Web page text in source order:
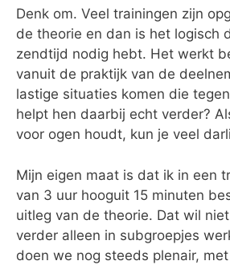
Denk om. Veel trainingen zijn
de theorie en dan is het logisch
zendtijd nodig hebt. Het werkt
vanuit de praktijk van de
lastige situaties komen die
helpt hen daarbij echt verder?
voor ogen houdt, kun je veel
Mijn eigen maat is dat ik in een
van 3 uur hooguit 15 minuten
uitleg van de theorie. Dat wil
verder alleen in subgroepjes
doen we nog steeds plenair,